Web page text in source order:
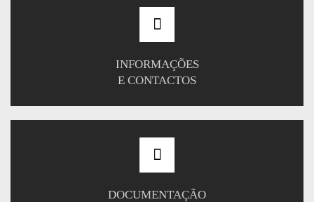
INFORMAÇÕES
E CONTACTOS
DOCUMENTAÇÃO